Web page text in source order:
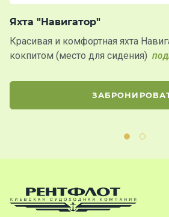
Яхта "Навигатор"
Красивая и комфортная яхта
кокпитом (место для сидения)